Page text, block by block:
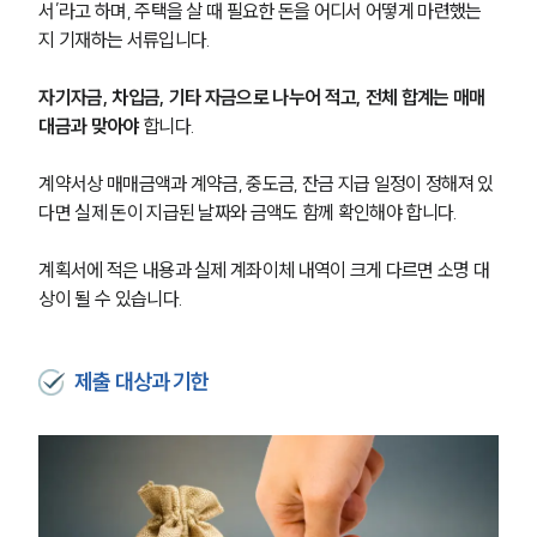
서’라고 하며, 주택을 살 때 필요한 돈을 어디서 어떻게 마련했는
지 기재하는 서류입니다.
자기자금, 차입금, 기타 자금으로 나누어 적고, 전체 합계는 매매
대금과 맞아야 합니다.
계약서상 매매금액과 계약금, 중도금, 잔금 지급 일정이 정해져 있
다면 실제 돈이 지급된 날짜와 금액도 함께 확인해야 합니다.
계획서에 적은 내용과 실제 계좌이체 내역이 크게 다르면 소명 대
상이 될 수 있습니다.
제출 대상과 기한